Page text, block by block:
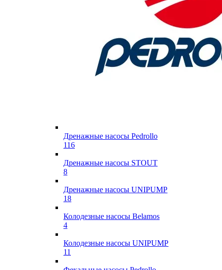
Дренажные насосы Pedrollo
116
Дренажные насосы STOUT
8
Дренажные насосы UNIPUMP
18
Колодезные насосы Belamos
4
Колодезные насосы UNIPUMP
11